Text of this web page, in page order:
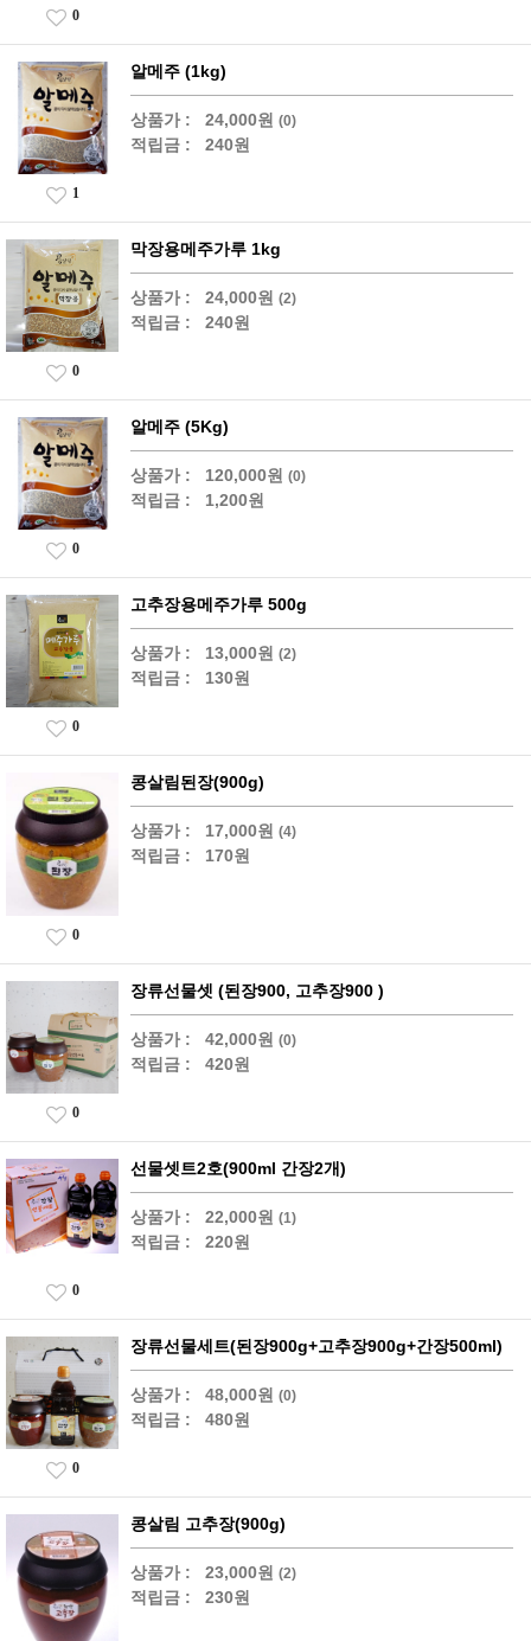
0
알메주 (1kg)
상품가 : 24,000원 (0)
적립금 : 240원
1
막장용메주가루 1kg
상품가 : 24,000원 (2)
적립금 : 240원
0
알메주 (5Kg)
상품가 : 120,000원 (0)
적립금 : 1,200원
0
고추장용메주가루 500g
상품가 : 13,000원 (2)
적립금 : 130원
0
콩살림된장(900g)
상품가 : 17,000원 (4)
적립금 : 170원
0
장류선물셋 (된장900, 고추장900 )
상품가 : 42,000원 (0)
적립금 : 420원
0
선물셋트2호(900ml 간장2개)
상품가 : 22,000원 (1)
적립금 : 220원
0
장류선물세트(된장900g+고추장900g+간장500ml)
상품가 : 48,000원 (0)
적립금 : 480원
0
콩살림 고추장(900g)
상품가 : 23,000원 (2)
적립금 : 230원